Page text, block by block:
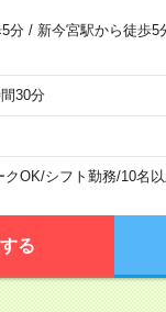
分/ 新今宮駅から徒歩5
30分
クOK/シフト勤務/10名
る